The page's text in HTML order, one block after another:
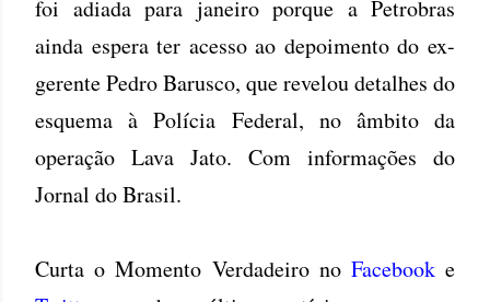
foi adiada para janeiro porque a Petrobras
ainda espera ter acesso ao depoimento do ex-
gerente Pedro Barusco, que revelou detalhes do
esquema à Polícia Federal, no âmbito da
operação Lava Jato. Com informações do
Jornal do Brasil.
Curta o Momento Verdadeiro no Facebooke